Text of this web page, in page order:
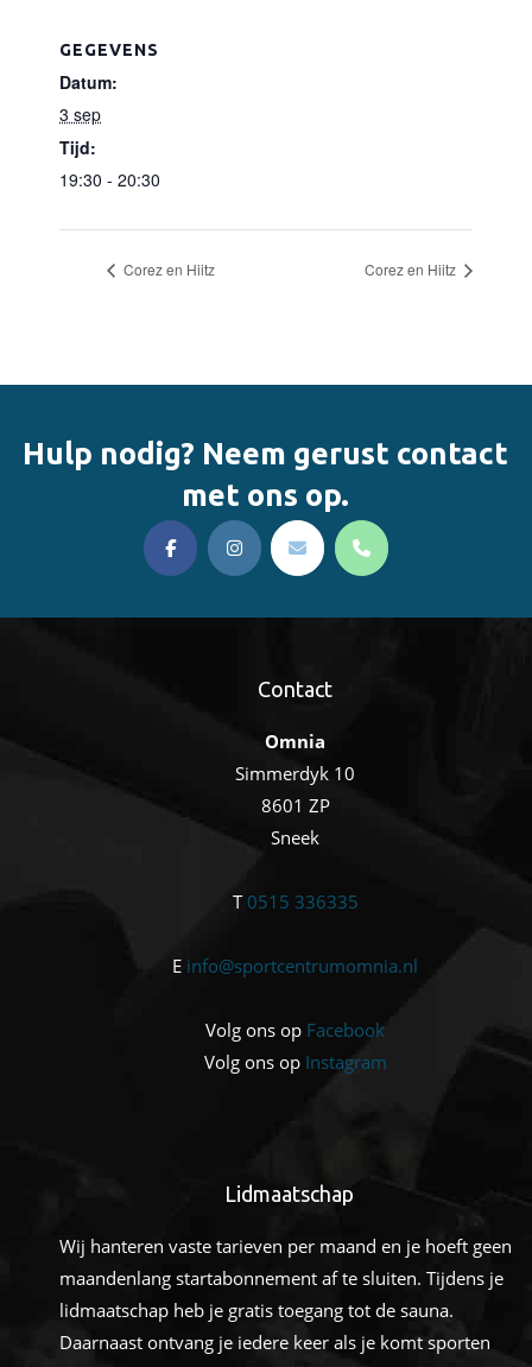
GEGEVENS
Datum:
3 sep
Tijd:
19:30 - 20:30
Corez en Hiitz Corez en Hiitz
Hulp nodig? Neem gerust contact
met ons op.
Contact
Omnia
Simmerdyk 10
8601 ZP
Sneek
T0515 336335
E info@sportcentrumomnia.nl
Volg ons op Facebook
Volg ons op Instagram
Lidmaatschap
Wij hanteren vaste tarieven per maand en je hoeft geen
maandenlang startabonnement af te sluiten. Tijdens je
lidmaatschap heb je gratis toegang tot de sauna.
Daarnaast ontvang je iedere keer als je komt sporten